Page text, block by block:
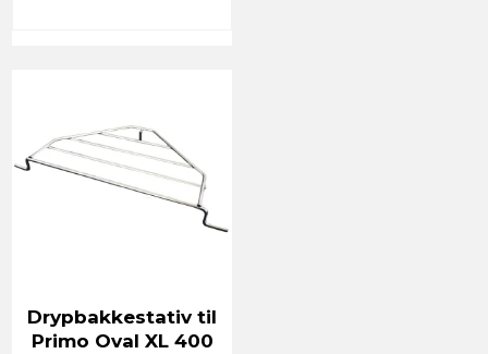
Drypbakkestativ til
Primo Oval XL 400